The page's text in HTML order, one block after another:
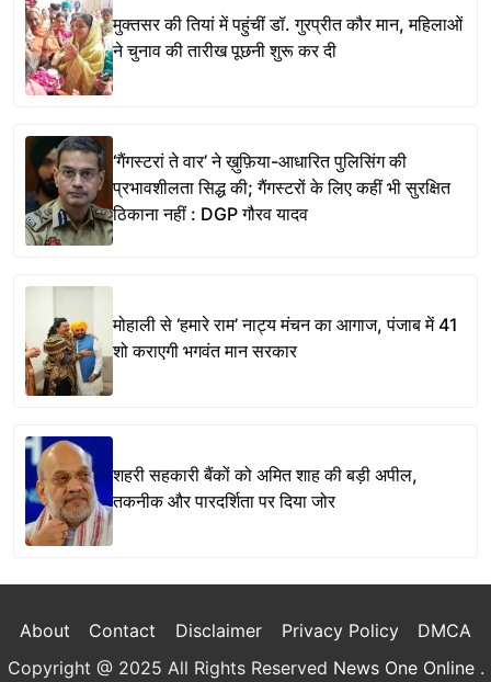
मुक्तसर की तियां में पहुंचीं डॉ. गुरप्रीत कौर मान, महिलाओं
ने चुनाव की तारीख पूछनी शुरू कर दी
‘गैंगस्टरां ते वार’ ने ख़ुफ़िया-आधारित पुलिसिंग की
प्रभावशीलता सिद्ध की; गैंगस्टरों के लिए कहीं भी सुरक्षित
ठिकाना नहीं : DGP गौरव यादव
मोहाली से ‘हमारे राम’ नाट्य मंचन का आगाज, पंजाब में 41
शो कराएगी भगवंत मान सरकार
शहरी सहकारी बैंकों को अमित शाह की बड़ी अपील,
तकनीक और पारदर्शिता पर दिया जोर
About Contact Disclaimer Privacy Policy
DMCA
Copyright @ 2025 All Rights Reserved News One Online .